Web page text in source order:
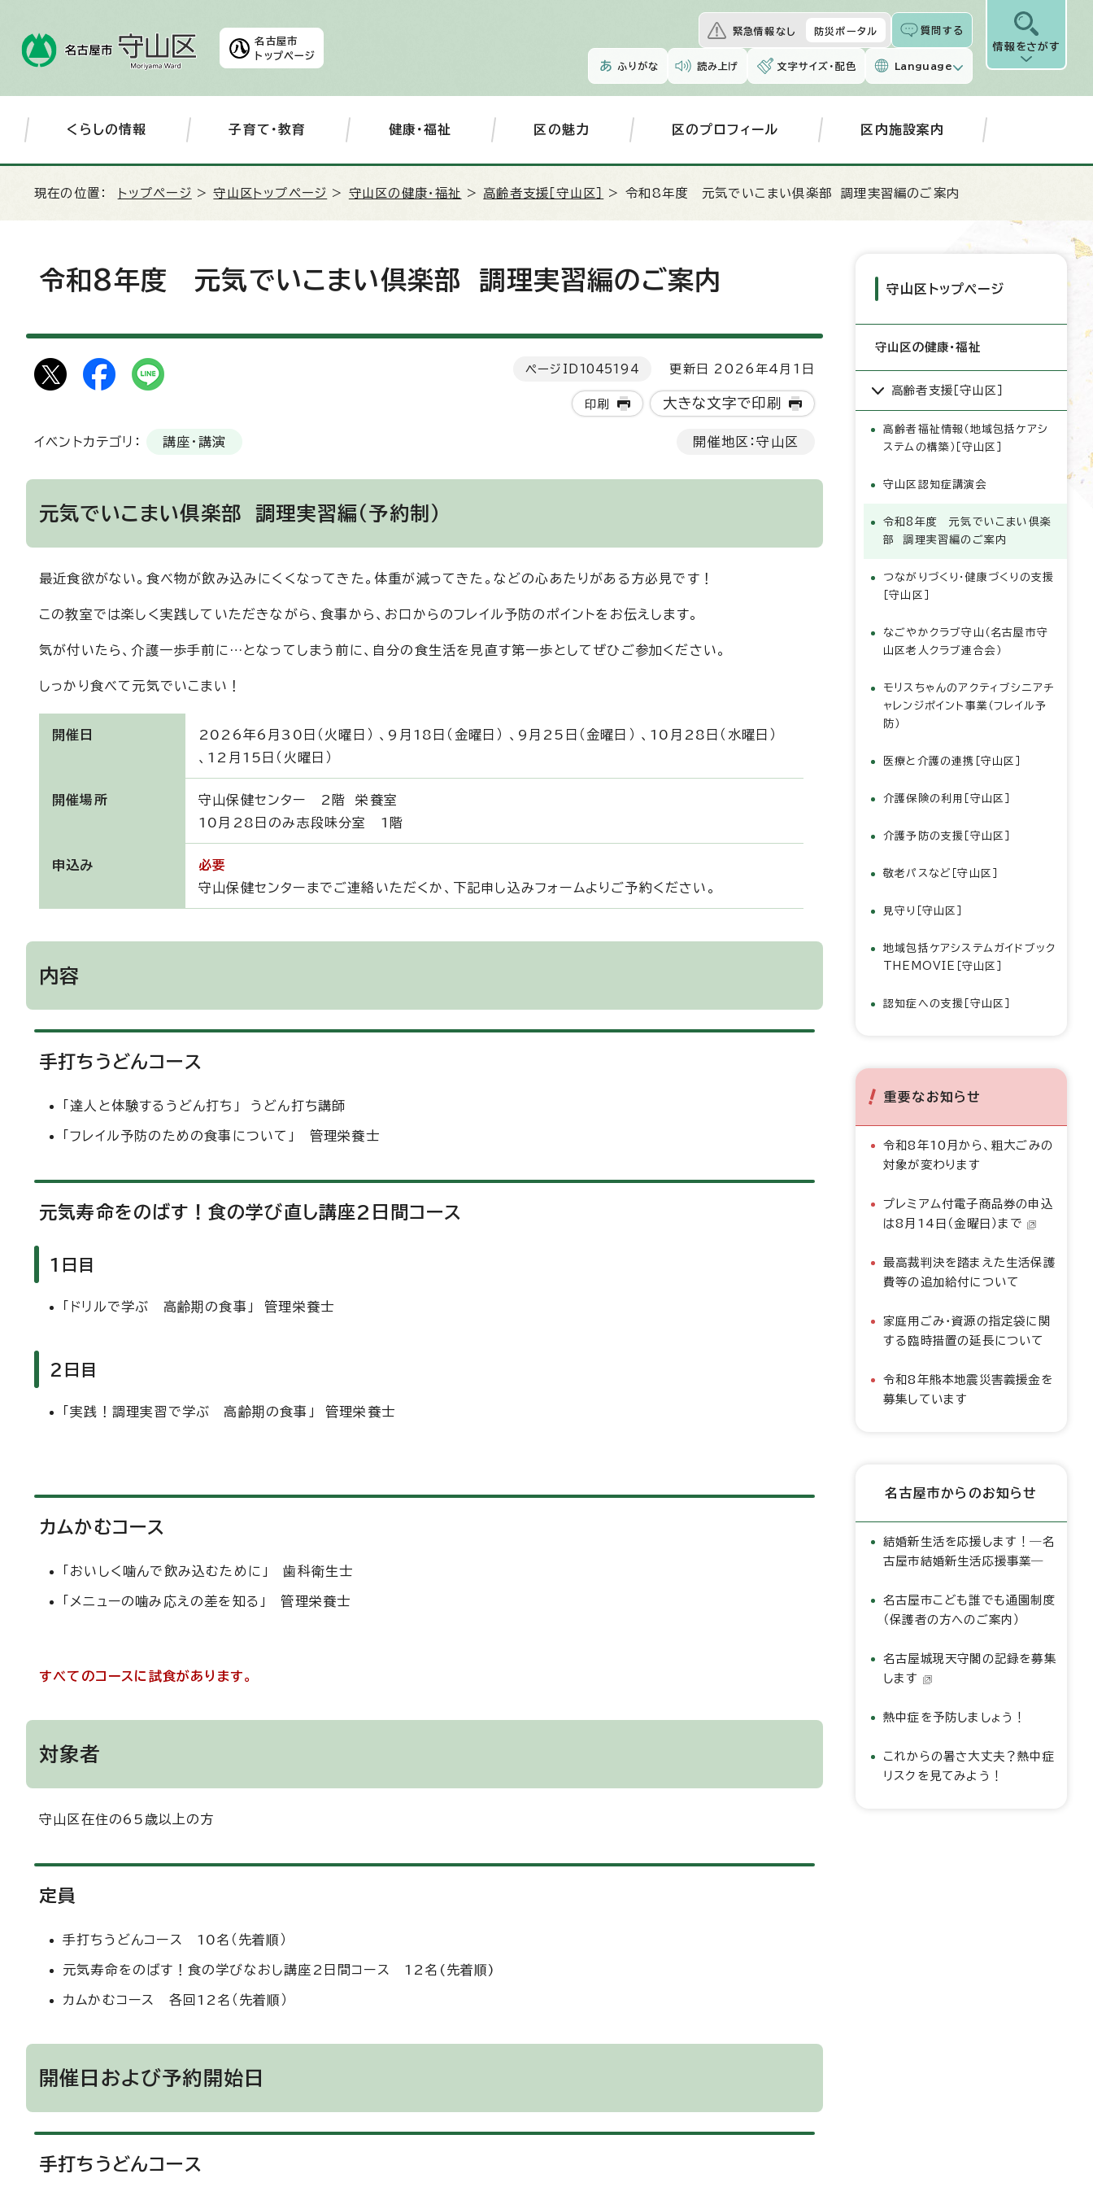
名古屋市
トップページ
緊急情報なし 防災ポータル 質問する
ふりがな 読み上げ 文字サイズ・配色 Language
情報をさがす
くらしの情報 子育て・教育 健康・福祉 区の魅力 区のプロフィール 区内施設案内
現在の位置： トップページ >守山区トップページ > 守山区の健康・福祉 > 高齢者支援［守山区］ > 令和8年度 元気でいこまい倶楽部 調理実習編のご案内
令和8年度 元気でいこまい倶楽部 調理実習編のご案内
ページID 1045194 更新日 2026年4月1日
印刷 大きな文字で印刷
イベントカテゴリ： 講座・講演 開催地区：守山区
元気でいこまい倶楽部 調理実習編（予約制）
最近食欲がない。食べ物が飲み込みにくくなってきた。体重が減ってきた。などの心あたりがある方必見です！
この教室では楽しく実践していただきながら、食事から、お口からのフレイル予防のポイントをお伝えします。
気が付いたら、介護一歩手前に…となってしまう前に、自分の食生活を見直す第一歩としてぜひご参加ください。
しっかり食べて元気でいこまい！
開催日
2026年6月30日（火曜日） 、9月18日（金曜日） 、9月25日（金曜日） 、10月28日（水曜日）
、12月15日（火曜日）
開催場所
守山保健センター 2階 栄養室
10月28日のみ志段味分室 1階
申込み
必要
守山保健センターまでご連絡いただくか、下記申し込みフォームよりご予約ください。
内容
手打ちうどんコース
「達人と体験するうどん打ち」 うどん打ち講師
「フレイル予防のための食事について」 管理栄養士
元気寿命をのばす！食の学び直し講座2日間コース
1日目
「ドリルで学ぶ 高齢期の食事」 管理栄養士
2日目
「実践！調理実習で学ぶ 高齢期の食事」 管理栄養士
カムかむコース
「おいしく噛んで飲み込むために」 歯科衛生士
「メニューの噛み応えの差を知る」 管理栄養士
すべてのコースに試食があります。
対象者
守山区在住の65歳以上の方
定員
手打ちうどんコース 10名（先着順）
元気寿命をのばす！食の学びなおし講座2日間コース 12名(先着順)
カムかむコース 各回12名（先着順）
開催日および予約開始日
手打ちうどんコース
守山区トップページ
守山区の健康・福祉
高齢者支援［守山区］
高齢者福祉情報（地域包括ケアシ
ステムの構築）［守山区］
守山区認知症講演会
令和8年度 元気でいこまい倶楽
部 調理実習編のご案内
つながりづくり・健康づくりの支援
［守山区］
なごやかクラブ守山（名古屋市守
山区老人クラブ連合会）
モリスちゃんのアクティブシニアチ
ャレンジポイント事業（フレイル予
防）
医療と介護の連携［守山区］
介護保険の利用［守山区］
介護予防の支援［守山区］
敬老パスなど［守山区］
見守り［守山区］
地域包括ケアシステムガイドブック
THEMOVIE［守山区］
認知症への支援［守山区］
重要なお知らせ
令和8年10月から、粗大ごみの
対象が変わります
プレミアム付電子商品券の申込
は8月14日（金曜日）まで
最高裁判決を踏まえた生活保護
費等の追加給付について
家庭用ごみ・資源の指定袋に関
する臨時措置の延長について
令和8年熊本地震災害義援金を
募集しています
名古屋市からのお知らせ
結婚新生活を応援します！―名
古屋市結婚新生活応援事業―
名古屋市こども誰でも通園制度
（保護者の方へのご案内）
名古屋城現天守閣の記録を募集
します
熱中症を予防しましょう！
これからの暑さ大丈夫？熱中症
リスクを見てみよう！